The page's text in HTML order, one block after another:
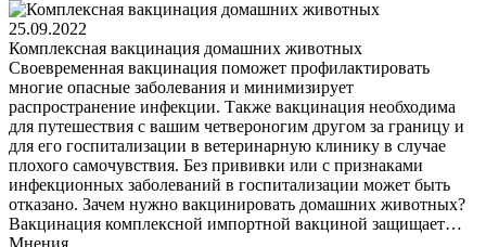
25.09.2022
Комплексная вакцинация домашних животных
Своевременная вакцинация поможет профилактировать
многие опасные заболевания и минимизирует
распространение инфекции. Также вакцинация необходима
для путешествия с вашим четвероногим другом за границу и
для его госпитализации в ветеринарную клинику в случае
плохого самочувствия. Без прививки или с признаками
инфекционных заболеваний в госпитализации может быть
отказано. Зачем нужно вакцинировать домашних животных?
Вакцинация комплексной импортной вакциной защищает…
Мнения